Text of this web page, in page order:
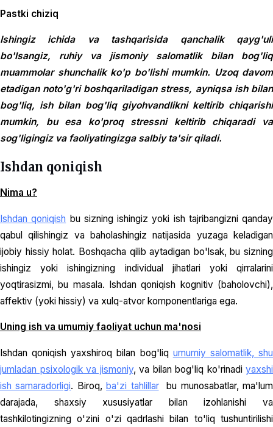
Pastki chiziq
Ishingiz ichida va tashqarisida qanchalik qayg'uli
bo'lsangiz, ruhiy va jismoniy salomatlik bilan bog'liq
muammolar shunchalik ko'p bo'lishi mumkin. Uzoq davom
etadigan noto'g'ri boshqariladigan stress, ayniqsa ish bilan
bog'liq, ish bilan bog'liq giyohvandlikni keltirib chiqarishi
mumkin, bu esa ko'proq stressni keltirib chiqaradi va
sog'ligingiz va faoliyatingizga salbiy ta'sir qiladi.
Ishdan qoniqish
Nima u?
Ishdan qoniqish bu sizning ishingiz yoki ish tajribangizni qanday
qabul qilishingiz va baholashingiz natijasida yuzaga keladigan
ijobiy hissiy holat. Boshqacha qilib aytadigan bo'lsak, bu sizning
ishingiz yoki ishingizning individual jihatlari yoki qirralarini
yoqtirasizmi, bu masala. Ishdan qoniqish kognitiv (baholovchi),
affektiv (yoki hissiy) va xulq-atvor komponentlariga ega.
Uning ish va umumiy faoliyat uchun ma'nosi
Ishdan qoniqish yaxshiroq bilan bog'liq umumiy salomatlik, shu
jumladan psixologik va jismoniy, va bilan bog'liq ko'rinadi yaxshi
ish samaradorligi. Biroq,ba'zi tahlillarbu munosabatlar, ma'lum
darajada, shaxsiy xususiyatlar bilan izohlanishi va
tashkilotingizning o'zini o'zi qadrlashi bilan to'liq tushuntirilishi